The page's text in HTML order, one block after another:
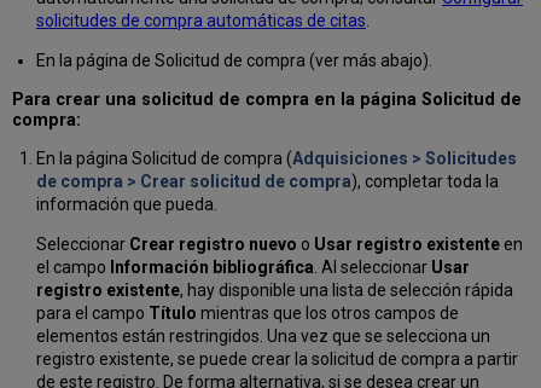
solicitudes de compra automáticas de citas.
En la página de Solicitud de compra (ver más abajo).
Para crear una solicitud de compra en la página Solicitud de
compra:
En la página Solicitud de compra (Adquisiciones > Solicitudes
de compra > Crear solicitud de compra), completar toda la
información que pueda.
Seleccionar Crear registro nuevo o Usar registro existenteen
el campo Información bibliográfica. Al seleccionar Usar
registro existente, hay disponible una lista de selección rápida
para el campo Título mientras que los otros campos de
elementos están restringidos. Una vez que se selecciona un
registro existente, se puede crear la solicitud de compra a partir
de este registro. De forma alternativa, si se desea crear un